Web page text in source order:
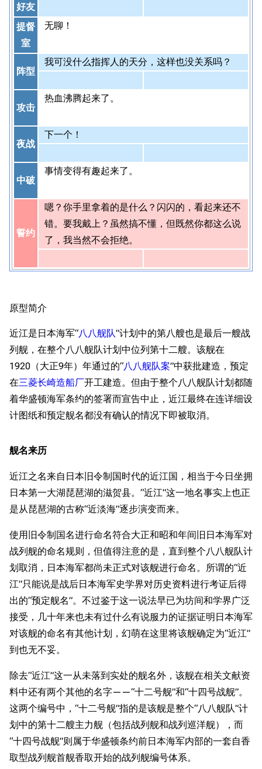
好友
提督
室
无聊！
阵型
我可没什么指挥人的天分，这样也没关系吗？
攻击
热血沸腾起来了。
夜战
下一个！
中破
事情变得有趣起来了。
誓约
嗯？你手里拿着的是什么？闪闪的，看起来还不
错。要我戴上？虽然搞不懂，但既然你都这么说
了，我当然不会拒绝。
原型简介
近江是日本海军“八八舰队”计划中的第八艘也是最后一艘战
列舰，在整个八八舰队计划中位列第十二艘。该舰在
1920（大正9年）年通过的“八八舰队案”中获批建造，预定
在三菱长崎造船厂开工建造。但由于整个八八舰队计划都随
着华盛顿海军条约的签署而宣告中止，近江最终在连详细设
计图纸和预定舰名都没有确认的情况下即被取消。
舰名来历
近江之名来自日本旧令制国时代的近江国，相当于今日坐拥
日本第一大湖琵琶湖的滋贺县。“近江”这一地名事实上也正
是从琵琶湖的古称“近淡海”逐步演变而来。
使用旧令制国名进行命名符合大正和昭和年间旧日本海军对
战列舰的命名规则，但值得注意的是，直到整个八八舰队计
划取消，日本海军都尚未正式对该舰进行命名。所谓的“近
江”只能说是战后日本海军史学界对历史资料进行考证后得
出的“预定舰名”。不过鉴于这一说法早已为坊间和学界广泛
接受，几十年来也未有过什么有说服力的证据证明日本海军
对该舰的命名有其他计划，幻萌在这里将该舰确定为“近江”
到也无不妥。
除去“近江”这一从未落到实处的舰名外，该舰在相关文献资
料中还有两个其他的名字——“十二号舰”和“十四号战舰”。
这两个编号中，“十二号舰”指的是该舰是整个“八八舰队”计
划中的第十二艘主力舰（包括战列舰和战列巡洋舰），而
“十四号战舰”则属于华盛顿条约前日本海军内部的一套自香
取型战列舰首舰香取开始的战列舰编号体系。